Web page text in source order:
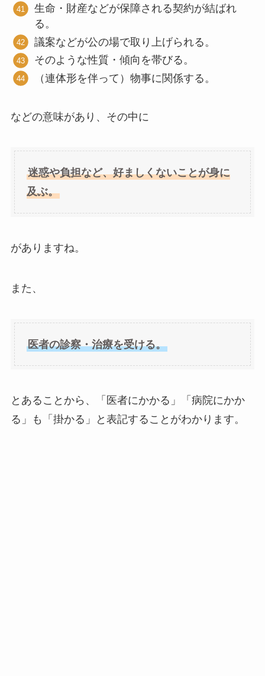
生命・財産などが保障される契約が結ばれ
る。
議案などが公の場で取り上げられる。
そのような性質・傾向を帯びる。
（連体形を伴って）物事に関係する。
などの意味があり、その中に
迷惑や負担など、好ましくないことが身に
及ぶ。
がありますね。
また、
医者の診察・治療を受ける。
とあることから、「医者にかかる」「病院にかか
る」も「掛かる」と表記することがわかります。